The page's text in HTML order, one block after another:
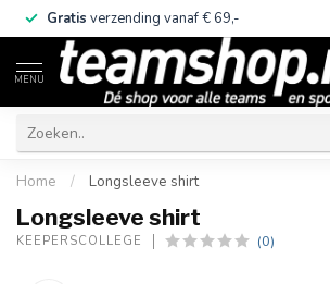
Gratis verzending vanaf € 69,-
MENU
Home / Longsleeve shirt
Longsleeve shirt
KEEPERSCOLLEGE (0)